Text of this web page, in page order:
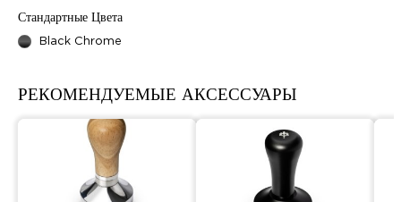
Стандартные Цвета
Black Chrome
РЕКОМЕНДУЕМЫЕ АКСЕССУАРЫ